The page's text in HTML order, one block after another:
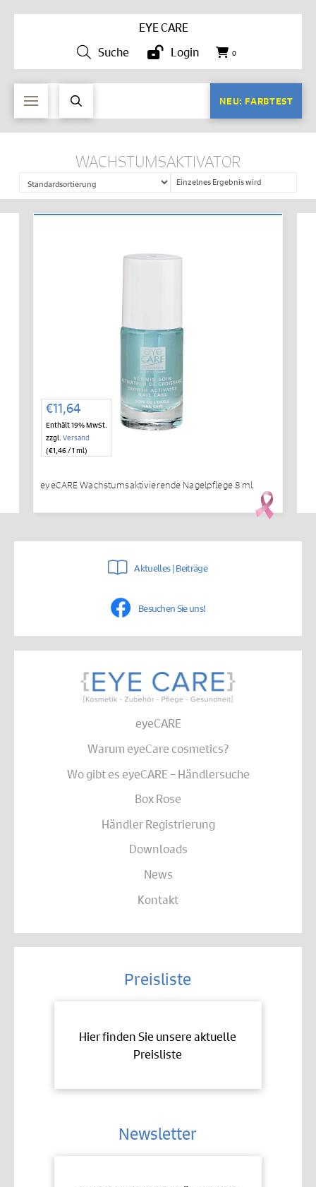
EYE CARE
Suche
Login 0
NEU: FARBTEST
WACHSTUMSAKTIVATOR
Einzelnes Ergebnis wird
angezeigt
€11,64
Enthält 19% MwSt.
zzgl. Versand
(€1,46/ 1 ml)
eyeCARE Wachstumsaktivierende Nagelpflege 8 ml
Aktuelles | Beiträge
Besuchen Sie uns!
eyeCARE
Warum eyeCare cosmetics?
Wo gibt es eyeCARE – Händlersuche
Box Rose
Händler Registrierung
Downloads
News
Kontakt
Preisliste
Hier finden Sie unsere aktuelle
Preisliste
Newsletter